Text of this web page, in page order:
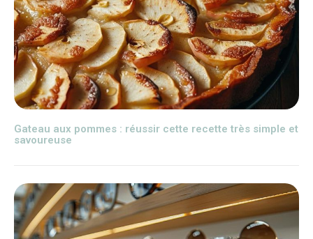
Gateau aux pommes : réussir cette recette très simple et
savoureuse